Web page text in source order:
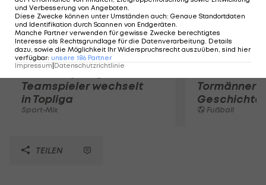
Karrieresprung! ÖVV-
Teamspieler wechselt
in Topliga
Sport-Mix
Tormänner
Geschichte
Fußball
TEILEN
und Verbesserung von Angeboten.
Diese Zwecke können unter Umständen auch: Genaue Standortdaten
und Identifikation durch Scannen von Endgeräten.
Manche Partner verwenden für gewisse Zwecke berechtigtes
Interesse als Rechtsgrundlage für die Datenverarbeitung. Details
dazu, sowie die Möglichkeit Ihr Widerspruchsrecht auszuüben, sind hier
verfügbar: unsere 186 Partner
Impressum Datenschutzrichtlinie